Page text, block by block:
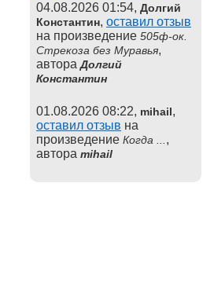
04.08.2026 01:54, Долгий
Константин, оставил отзыв
на произведение 505ф-ок.
Стрекоза без Муравья,
автораДолгий
Константин
01.08.2026 08:22, mihail,
оставил отзыв на
произведение Когда ... ,
автора mihail